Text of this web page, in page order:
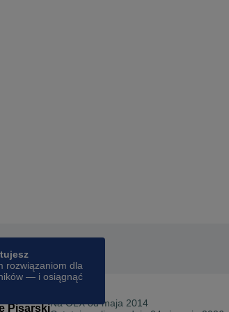
rozwiązaniom dla
— i osiągnąć
PisarskiNa OLX odmaja 2014